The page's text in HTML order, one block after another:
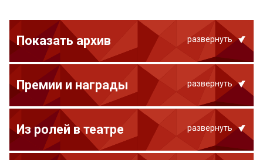
Показать архив развернуть
Премии и награды развернуть
Из ролей в театре развернуть